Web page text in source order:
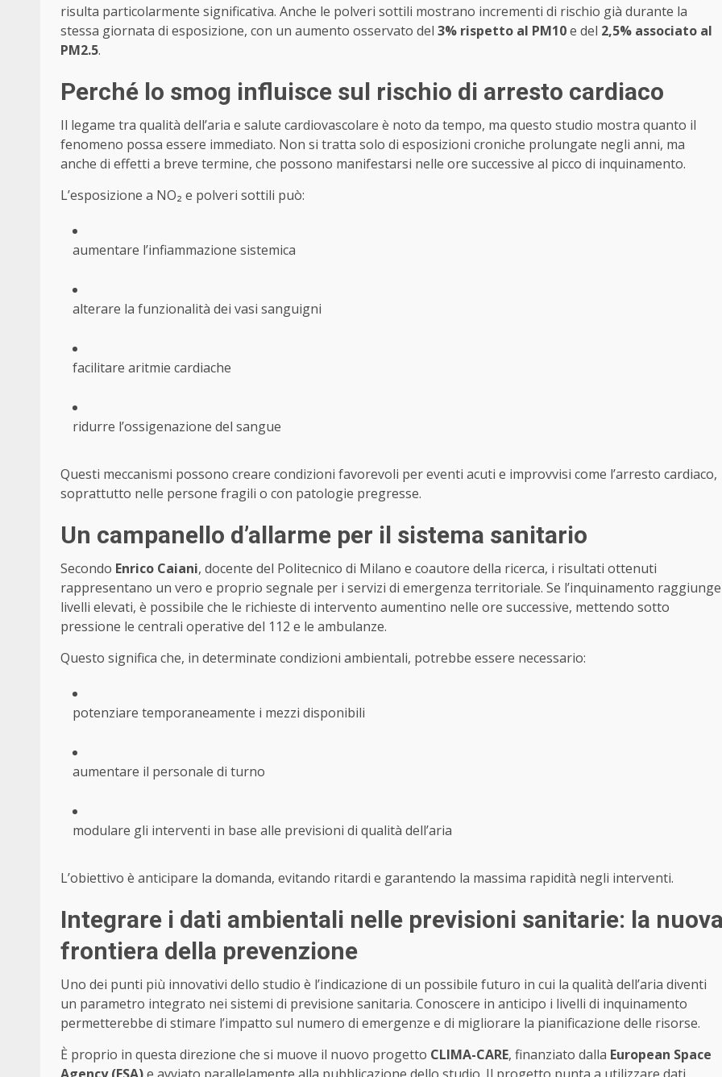
risulta particolarmente significativa. Anche le polveri sottili mostrano incrementi di rischio già durante la
stessa giornata di esposizione, con un aumento osservato del 3% rispetto al PM10e del 2,5% associato al
PM2.5.
Perché lo smog influisce sul rischio di arresto cardiaco
Il legame tra qualità dell’aria e salute cardiovascolare è noto da tempo, ma questo studio mostra quanto il
fenomeno possa essere immediato. Non si tratta solo di esposizioni croniche prolungate negli anni, ma
anche di effetti a breve termine, che possono manifestarsi nelle ore successive al picco di inquinamento.
L’esposizione a NO₂ e polveri sottili può:
aumentare l’infiammazione sistemica
alterare la funzionalità dei vasi sanguigni
facilitare aritmie cardiache
ridurre l’ossigenazione del sangue
Questi meccanismi possono creare condizioni favorevoli per eventi acuti e improvvisi come l’arresto cardiaco,
soprattutto nelle persone fragili o con patologie pregresse.
Un campanello d’allarme per il sistema sanitario
Secondo Enrico Caiani, docente del Politecnico di Milano e coautore della ricerca, i risultati ottenuti
rappresentano un vero e proprio segnale per i servizi di emergenza territoriale. Se l’inquinamento raggiunge
livelli elevati, è possibile che le richieste di intervento aumentino nelle ore successive, mettendo sotto
pressione le centrali operative del 112 e le ambulanze.
Questo significa che, in determinate condizioni ambientali, potrebbe essere necessario:
potenziare temporaneamente i mezzi disponibili
aumentare il personale di turno
modulare gli interventi in base alle previsioni di qualità dell’aria
L’obiettivo è anticipare la domanda, evitando ritardi e garantendo la massima rapidità negli interventi.
Integrare i dati ambientali nelle previsioni sanitarie: la
frontiera della prevenzione
Uno dei punti più innovativi dello studio è l’indicazione di un possibile futuro in cui la qualità dell’aria diventi
un parametro integrato nei sistemi di previsione sanitaria. Conoscere in anticipo i livelli di inquinamento
permetterebbe di stimare l’impatto sul numero di emergenze e di migliorare la pianificazione delle risorse.
È proprio in questa direzione che si muove il nuovo progetto CLIMA-CARE, finanziato dalla European Space